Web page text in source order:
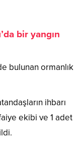
bir yangın
bulunan ormanlık
ihbarı
ekibi ve 1 adet